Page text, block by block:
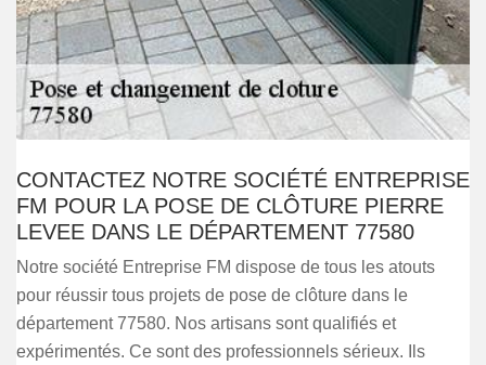
CONTACTEZ NOTRE SOCIÉTÉ ENTREPRISE
FM POUR LA POSE DE CLÔTURE PIERRE
LEVEE DANS LE DÉPARTEMENT 77580
Notre société Entreprise FM dispose de tous les atouts
pour réussir tous projets de pose de clôture dans le
département 77580. Nos artisans sont qualifiés et
expérimentés. Ce sont des professionnels sérieux. Ils